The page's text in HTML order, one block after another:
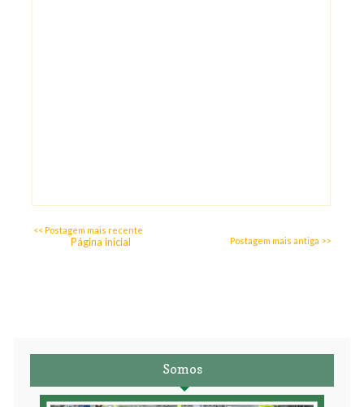
<< Postagem mais recente
Postagem mais antiga >>
Página inicial
Somos